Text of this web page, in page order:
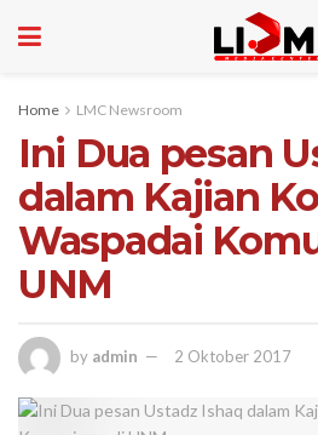
Home LMC Newsroom
Ini Dua pesan
dalam Kajian
Waspadai
UNM
by admin 2 Oktober 2017